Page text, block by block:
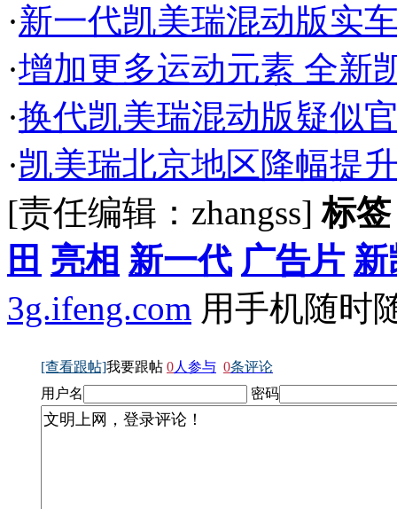
·新一代凯美瑞混动版实
·增加更多运动元素 全新
·换代凯美瑞混动版疑似
·凯美瑞北京地区降幅提
[责任编辑：zhangss]标
田 亮相 新一代 广告片
3g.ifeng.com 用手机随时
[查看跟帖]我要跟帖 0人参与 0条评论
用户名
密码